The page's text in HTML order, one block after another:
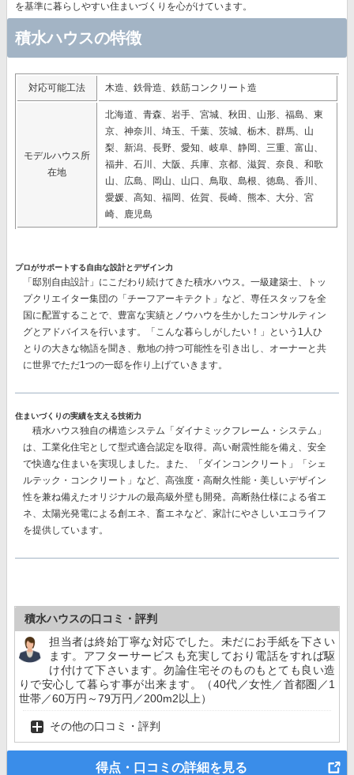
を基準に暮らしやすい住まいづくりを心がけています。
積水ハウスの特徴
対応可能工法 木造、鉄骨造、鉄筋コンクリート造
モデルハウス所
在地
北海道、青森、岩手、宮城、秋田、山形、福島、東
京、神奈川、埼玉、千葉、茨城、栃木、群馬、山
梨、新潟、長野、愛知、岐阜、静岡、三重、富山、
福井、石川、大阪、兵庫、京都、滋賀、奈良、和歌
山、広島、岡山、山口、鳥取、島根、徳島、香川、
愛媛、高知、福岡、佐賀、長崎、熊本、大分、宮
崎、鹿児島
プロがサポートする自由な設計とデザイン力
「邸別自由設計」 にこだわり続けてきた積水ハウス。一級建築士、トッ
プクリエイター集団の 「チーフアーキテクト」 など、専任スタッフを全
国に配置することで、豊富な実績とノウハウを生かしたコンサルティン
グとアドバイスを行います。「こんな暮らしがしたい！」という1人ひ
とりの大きな物語を聞き、敷地の持つ可能性を引き出し、オーナーと共
に世界でただ1つの一邸を作り上げていきます。
住まいづくりの実績を支える技術力
積水ハウス独自の構造システム 「ダイナミックフレーム・システム」
は、工業化住宅として型式適合認定を取得。高い耐震性能を備え、安全
で快適な住まいを実現しました。また、
「ダインコンクリート」「シェ
ルテック・コンクリート」 など、高強度・高耐久性能・美しいデザイン
性を兼ね備えたオリジナルの最高級外壁も開発。高断熱仕様による省エ
ネ、太陽光発電による創エネ、畜エネなど、家計にやさしいエコライフ
を提供しています。
積水ハウスの口コミ・評判
担当者は終始丁寧な対応でした。未だにお手紙を下さい
ます。アフターサービスも充実しており電話をすれば駆
け付けて下さいます。勿論住宅そのものもとても良い造
りで安心して暮らす事が出来ます。（40代／女性／首都圏／1
世帯／60万円～79万円／200m2以上）
その他の口コミ・評判
得点・口コミの詳細を見る